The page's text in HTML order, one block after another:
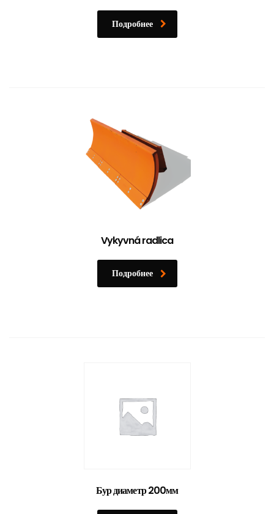
Подробнее
Vykyvná radlica
Подробнее
Бур диаметр 200мм